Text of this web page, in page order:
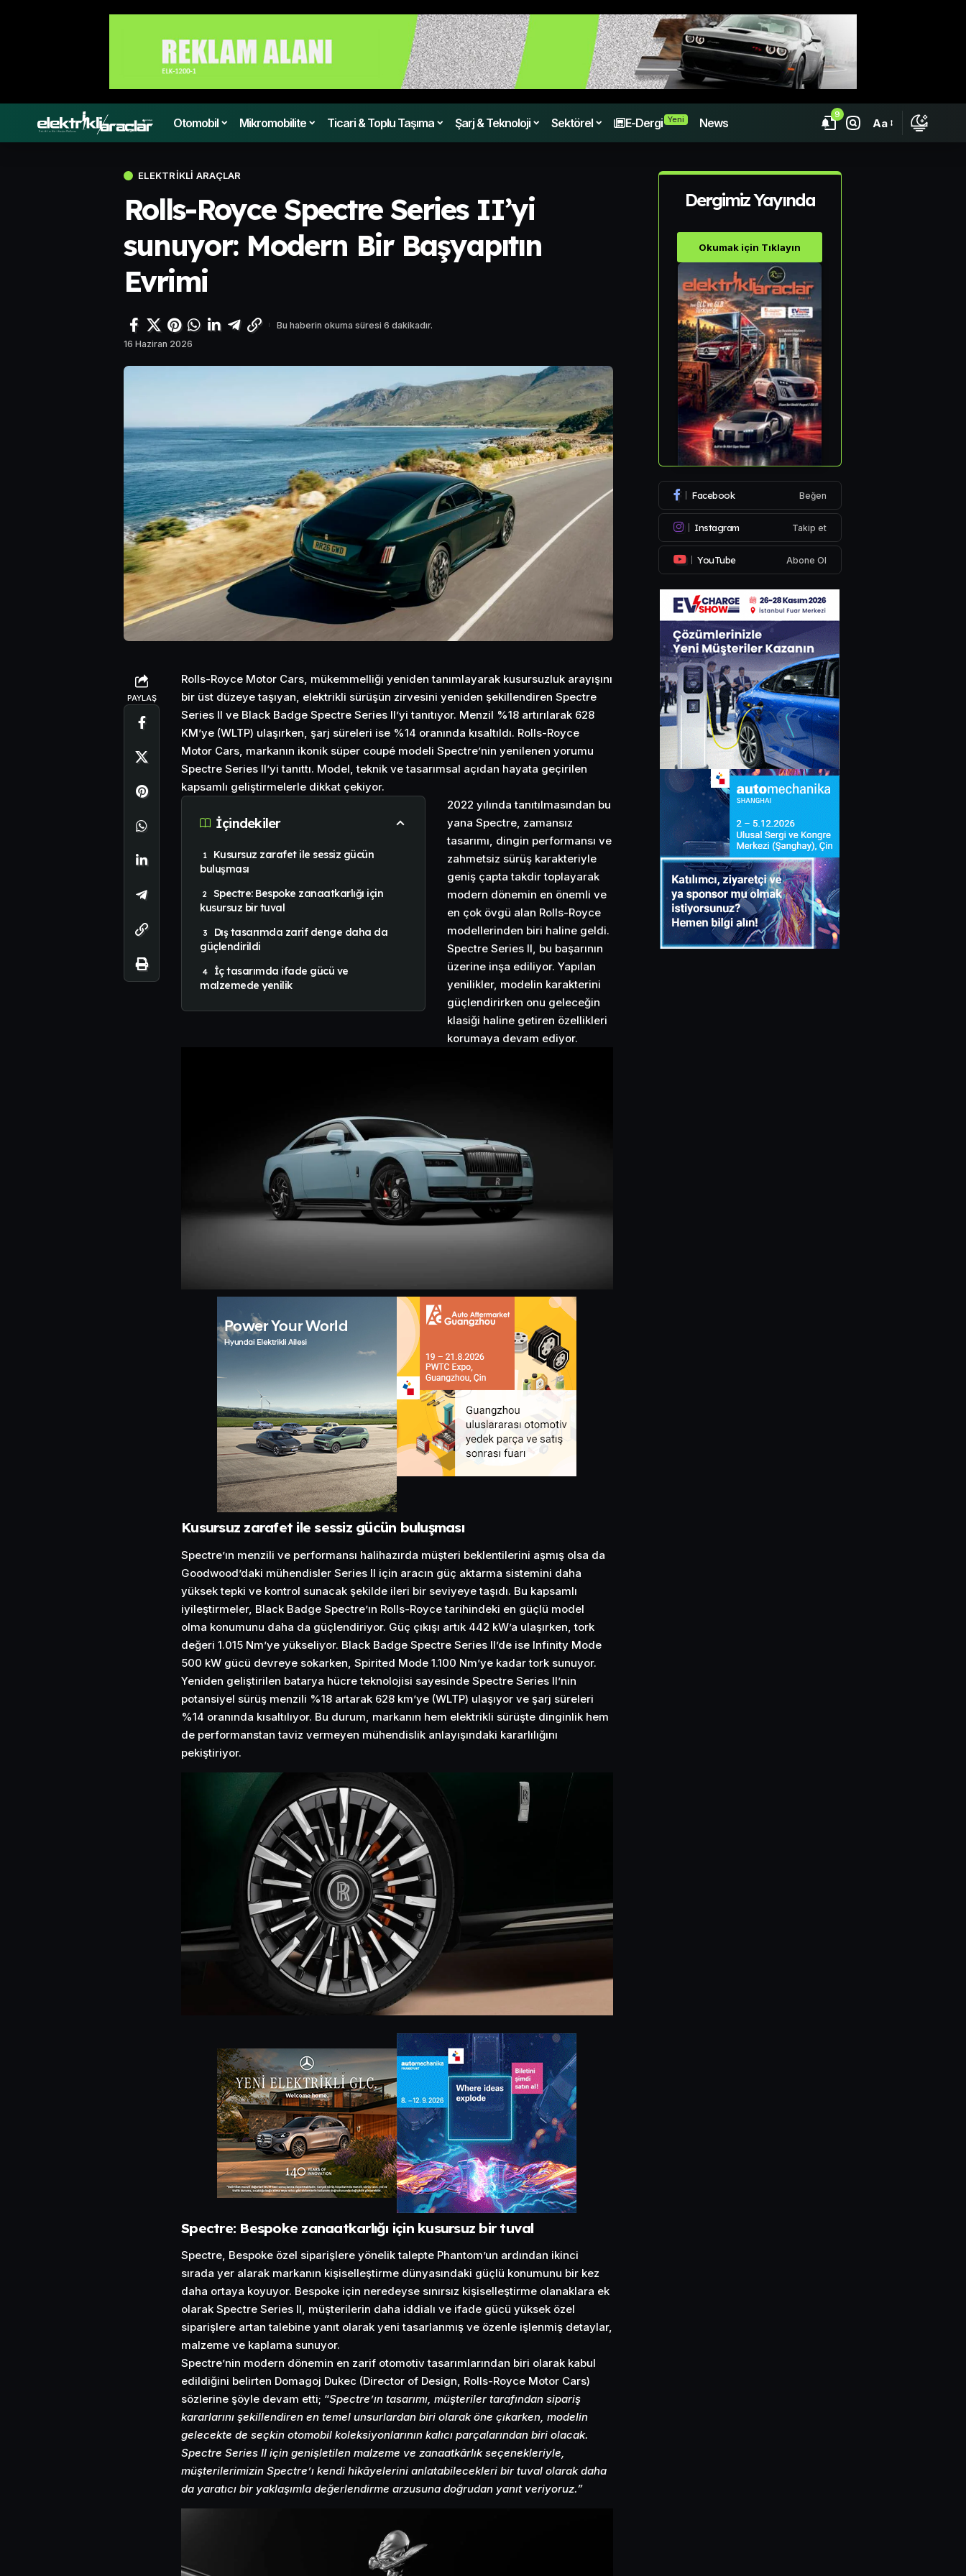
Otomobil Mikromobilite Ticari & Toplu Taşıma Şarj & Teknoloji Sektörel E-Dergi Yeni News
9
Aa
ELEKTRIKLI ARAÇLAR
Rolls-Royce Spectre Series II’yi
sunuyor: Modern Bir Başyapıtın
Evrimi
16 Haziran 2026
Bu haberin okuma süresi 6 dakikadır.
PAYLAŞ
Rolls-Royce Motor Cars, mükemmelliği yeniden tanımlayarak kusursuzluk arayışını
bir üst düzeye taşıyan, elektrikli sürüşün zirvesini yeniden şekillendiren Spectre
Series II ve Black Badge Spectre Series II’yi tanıtıyor. Menzil %18 artırılarak 628
KM’ye (WLTP) ulaşırken, şarj süreleri ise %14 oranında kısaltıldı. Rolls-Royce
Motor Cars, markanın ikonik süper coupé modeli Spectre’nin yenilenen yorumu
Spectre Series II’yi tanıttı. Model, teknik ve tasarımsal açıdan hayata geçirilen
kapsamlı geliştirmelerle dikkat çekiyor.
İçindekiler
Kusursuz zarafet ile sessiz gücün
buluşması
Spectre: Bespoke zanaatkarlığı için
kusursuz bir tuval
Dış tasarımda zarif denge daha da
güçlendirildi
İç tasarımda ifade gücü ve
malzemede yenilik
2022 yılında tanıtılmasından bu
yana Spectre, zamansız
tasarımı, dingin performansı ve
zahmetsiz sürüş karakteriyle
geniş çapta takdir toplayarak
modern dönemin en önemli ve
en çok övgü alan Rolls-Royce
modellerinden biri haline geldi.
Spectre Series II, bu başarının
üzerine inşa ediliyor. Yapılan
yenilikler, modelin karakterini
güçlendirirken onu geleceğin
klasiği haline getiren özellikleri
korumaya devam ediyor.
Kusursuz zarafet ile sessiz gücün buluşması
Spectre’ın menzili ve performansı halihazırda müşteri beklentilerini aşmış olsa da
Goodwood’daki mühendisler Series II için aracın güç aktarma sistemini daha
yüksek tepki ve kontrol sunacak şekilde ileri bir seviyeye taşıdı. Bu kapsamlı
iyileştirmeler, Black Badge Spectre’ın Rolls-Royce tarihindeki en güçlü model
olma konumunu daha da güçlendiriyor. Güç çıkışı artık 442 kW’a ulaşırken, tork
değeri 1.015 Nm’ye yükseliyor. Black Badge Spectre Series II’de ise Infinity Mode
500 kW gücü devreye sokarken, Spirited Mode 1.100 Nm’ye kadar tork sunuyor.
Yeniden geliştirilen batarya hücre teknolojisi sayesinde Spectre Series II’nin
potansiyel sürüş menzili %18 artarak 628 km’ye (WLTP) ulaşıyor ve şarj süreleri
%14 oranında kısaltılıyor. Bu durum, markanın hem elektrikli sürüşte dinginlik hem
de performanstan taviz vermeyen mühendislik anlayışındaki kararlılığını
pekiştiriyor.
Spectre: Bespoke zanaatkarlığı için kusursuz bir tuval
Spectre, Bespoke özel siparişlere yönelik talepte Phantom’un ardından ikinci
sırada yer alarak markanın kişiselleştirme dünyasındaki güçlü konumunu bir kez
daha ortaya koyuyor. Bespoke için neredeyse sınırsız kişiselleştirme olanaklara ek
olarak Spectre Series II, müşterilerin daha iddialı ve ifade gücü yüksek özel
siparişlere artan talebine yanıt olarak yeni tasarlanmış ve özenle işlenmiş detaylar,
malzeme ve kaplama sunuyor.
Spectre’nin modern dönemin en zarif otomotiv tasarımlarından biri olarak kabul
edildiğini belirten Domagoj Dukec (Director of Design, Rolls-Royce Motor Cars)
sözlerine şöyle devam etti; “Spectre’ın tasarımı, müşteriler tarafından sipariş
kararlarını şekillendiren en temel unsurlardan biri olarak öne çıkarken, modelin
gelecekte de seçkin otomobil koleksiyonlarının kalıcı parçalarından biri olacak.
Spectre Series II için genişletilen malzeme ve zanaatkârlık seçenekleriyle,
müşterilerimizin Spectre’ı kendi hikâyelerini anlatabilecekleri bir tuval olarak daha
da yaratıcı bir yaklaşımla değerlendirme arzusuna doğrudan yanıt veriyoruz.”
Dergimiz Yayında
Okumak için Tıklayın
Facebook Beğen
Instagram Takip et
YouTube Abone Ol